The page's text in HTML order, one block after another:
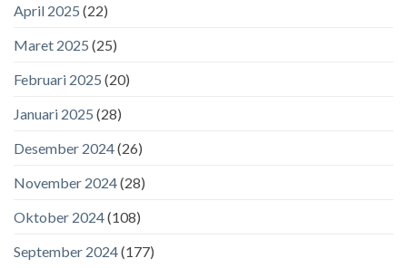
April 2025 (22)
Maret 2025 (25)
Februari 2025 (20)
Januari 2025 (28)
Desember 2024(26)
November 2024(28)
Oktober 2024(108)
September 2024(177)